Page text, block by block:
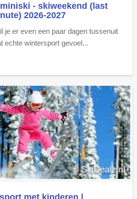
- skiweekend (last
2026-2027
je er even een paar dagen tussenuit
echte wintersport gevoel...
met kinderen |